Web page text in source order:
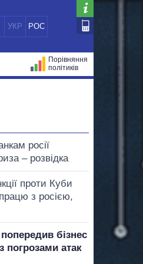
УКР РОС
Порівняння
політиків
росії
– розвідка
проти Куби
з росією,
бізнес
погрозами атак